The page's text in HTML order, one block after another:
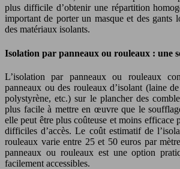
plus difficile d’obtenir une répartition
important de porter un masque et des gants
des matériaux isolants.
Isolation par panneaux ou rouleaux : une
L’isolation par panneaux ou rouleaux
panneaux ou des rouleaux d’isolant (laine
polystyrène, etc.) sur le plancher des
plus facile à mettre en œuvre que le
elle peut être plus coûteuse et moins efficace
difficiles d’accès. Le coût estimatif de
rouleaux varie entre 25 et 50 euros par
panneaux ou rouleaux est une option
facilement accessibles.